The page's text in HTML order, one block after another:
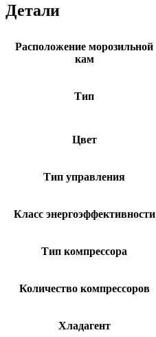
Детали
Расположение морозильной
кам
Тип
Цвет
Тип управления
Класс энергоэффективности
Тип компрессора
Количество компрессоров
Хладагент